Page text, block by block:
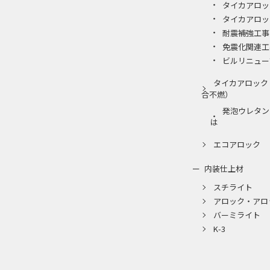
タイカアロ
タイカアロ
耐震補強工事
免震化関連
ビルリニュ
タイカアロッ
合不燃）
発泡ウレタ
は
エコアロック
内装仕上材
スチライト
アロック・ア
バーミライト
K-3